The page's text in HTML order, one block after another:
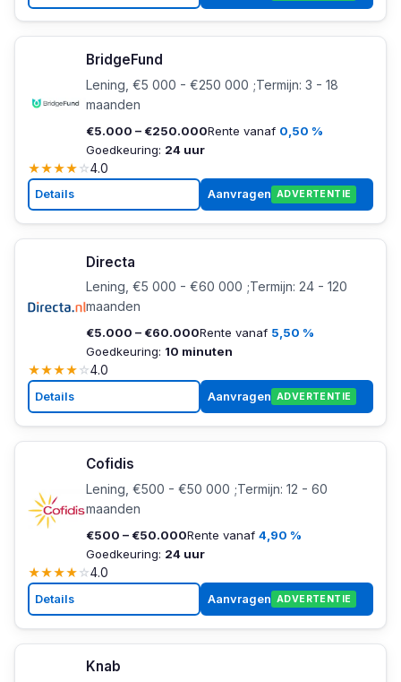
BridgeFund
Lening, €5 000 - €250 000 ;Termijn: 3 - 18
maanden
€5.000 – €250.000Rente vanaf 0,50 %
Goedkeuring: 24 uur
★★★★☆4.0
Details Aanvragen ADVERTENTIE
Directa
Lening, €5 000 - €60 000 ;Termijn: 24 - 120
maanden
€5.000 – €60.000Rente vanaf 5,50 %
Goedkeuring: 10 minuten
★★★★☆4.0
Details Aanvragen ADVERTENTIE
Cofidis
Lening, €500 - €50 000 ;Termijn: 12 - 60
maanden
€500 – €50.000Rente vanaf 4,90 %
Goedkeuring: 24 uur
★★★★☆4.0
Details Aanvragen ADVERTENTIE
Knab